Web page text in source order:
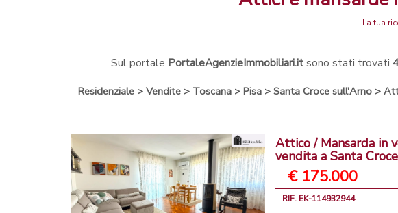
La tua
Sul portale PortaleAgenzieImmobiliari.itsono stati trovati
Residenziale > Vendite > Toscana > Pisa > Santa Croce sull'Arno >
Attico / Mansarda in
vendita a Santa
€ 175.000
RIF. EK-114932944